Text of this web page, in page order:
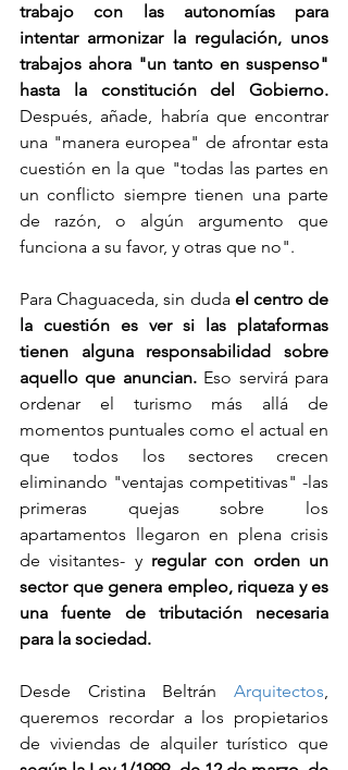
trabajo con las autonomías para
intentar armonizar la regulación, unos
trabajos ahora "un tanto en suspenso"
Después, añade, habría que encontrar
una "manera europea" de afrontar esta
cuestión en la que "todas las partes en
un conflicto siempre tienen una parte
de razón, o algún argumento que
funciona a su favor, y otras que no".
Para Chaguaceda, sin duda el centro de
la cuestión es ver si las plataformas
tienen alguna responsabilidad sobre
aquello que anuncian. Eso servirá para
ordenar el turismo más allá de
momentos puntuales como el actual en
que todos los sectores crecen
eliminando "ventajas competitivas" -las
primeras quejas sobre los
apartamentos llegaron en plena crisis
de visitantes- y regular con orden un
sector que genera empleo, riqueza y es
una fuente de tributación necesaria
para la sociedad.
Desde Cristina Beltrán Arquitectos,
queremos recordar a los propietarios